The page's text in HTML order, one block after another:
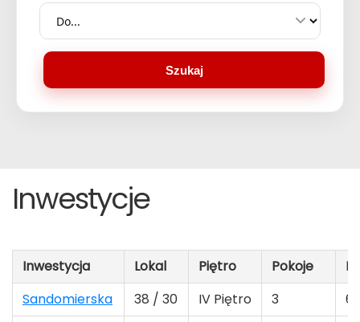
Szukaj
Inwestycje
Inwestycja Lokal Piętro Pokoje
Sandomierska
38 / 30 IV Piętro 3